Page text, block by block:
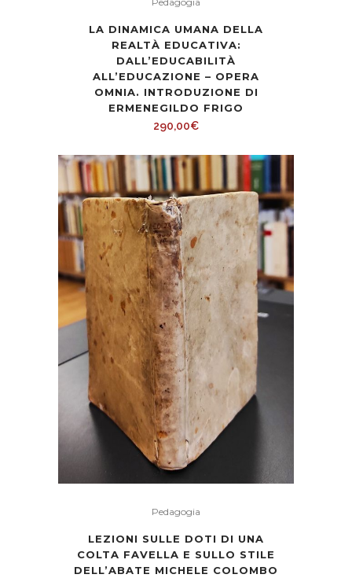
LA DINAMICA UMANA DELLA
REALTÀ EDUCATIVA:
DALL’EDUCABILITÀ
ALL’EDUCAZIONE – OPERA
OMNIA. INTRODUZIONE DI
ERMENEGILDO FRIGO
290,00€
Pedagogia
LEZIONI SULLE DOTI DI UNA
COLTA FAVELLA E SULLO STILE
DELL’ABATE MICHELE COLOMBO